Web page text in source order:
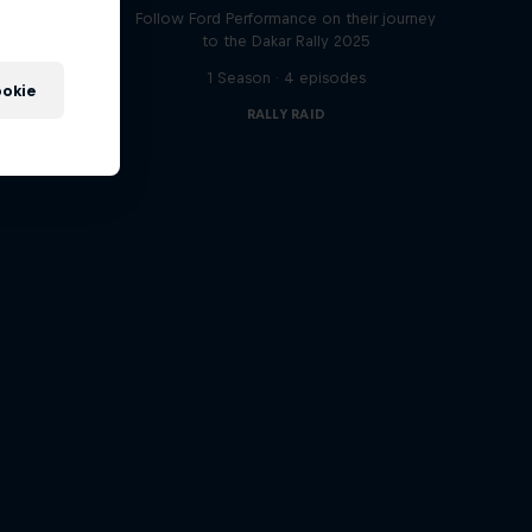
Follow Ford Performance on their journey
to the Dakar Rally 2025
1 Season · 4 episodes
RALLY RAID